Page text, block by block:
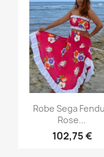
Aperçu
Robe Sega
Rose...
102,75 €